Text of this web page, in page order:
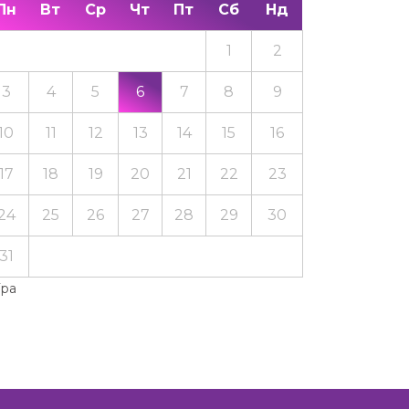
Вт Ср Чт Пт Сб Нд
1 2
3 4 5 6 7 8 9
11 12 13 14 15 16
18 19 20 21 22 23
25 26 27 28 29 30